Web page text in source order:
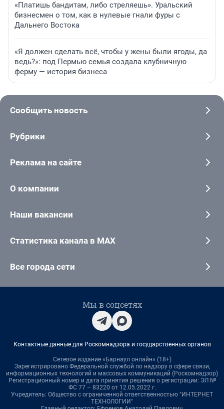
«Платишь бандитам, либо стреляешь». Уральский
бизнесмен о том, как в нулевые гнали фуры с
Дальнего Востока
«Я должен сделать всё, чтобы у жены были ягоды, да
ведь?»: под Пермью семья создала клубничную
ферму — история бизнеса
Сообщить новость
Рубрики
Реклама на сайте
О компании
Наши вакансии
Статистика канала в MAX
Все города сети
Мы в соцсетях
Контактные данные для Роскомнадзора и государственных органов
Сетевое издание «Барнаул онлайн» (18+)
Зарегистрировано Федеральной службой по надзору в сфере связи,
информационных технологий и массовых коммуникаций (Роскомнадзор)
Регистрационный номер и дата принятия решения о регистрации: ЭЛ №
ФС 77 – 83220 от 12.05.2022 г.
Учредитель: Общество с ограниченной ответственностью "ИНТЕРНЕТ
ТЕХНОЛОГИИ"